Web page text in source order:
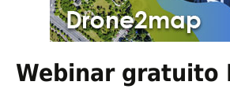
Webinar gratuito